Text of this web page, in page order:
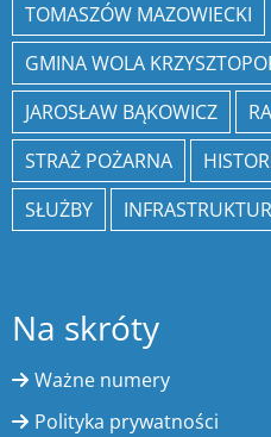
TOMASZÓW MAZOWIECKI
GMINA WOLA
JAROSŁAW BĄKOWICZ
STRAŻ POŻARNA
SŁUŻBY
Na skróty
Ważne numery
Polityka prywatności